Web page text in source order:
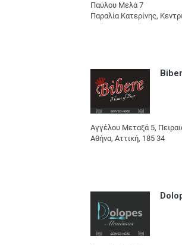
Παύλου Μελά 7
Παραλία Κατερίνης,
Αγγέλου Μεταξά 5,
Αθήνα, Αττική, 185 34